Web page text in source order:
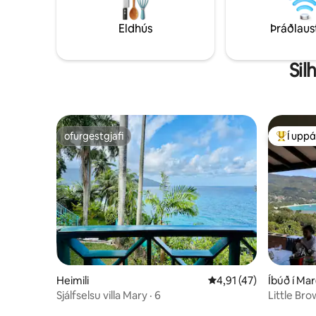
skynjara
Eldhús
ofurgestgjafi
ofurgestgjafi
Heimili 4,91 af 5 í
4,91 (47)
Sjálfselsu villa Mary · 6
Í mestu
Í
Íbúð í
Little